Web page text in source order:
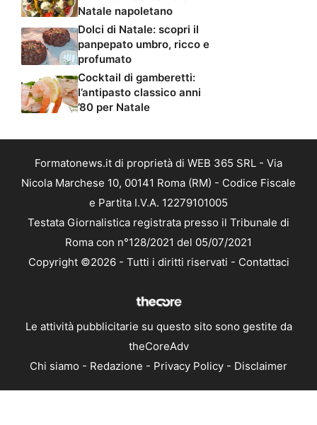
Natale napoletano
Dolci di Natale: scopri il
panpepato umbro, ricco e
profumato
Cocktail di gamberetti:
l’antipasto classico anni
’80 per Natale
Formatonews.it di proprietà di WEB 365 SRL - Via
Nicola Marchese 10, 00141 Roma (RM) - Codice Fiscale
e Partita I.V.A. 12279101005
Testata Giornalistica registrata presso il Tribunale di
Roma con n°128/2021 del 05/07/2021
Copyright ©2026 - Tutti i diritti riservati - Contattaci
Le attività pubblicitarie su questo sito sono gestite da
theCoreAdv
Chi siamo - Redazione - Privacy Policy - Disclaimer